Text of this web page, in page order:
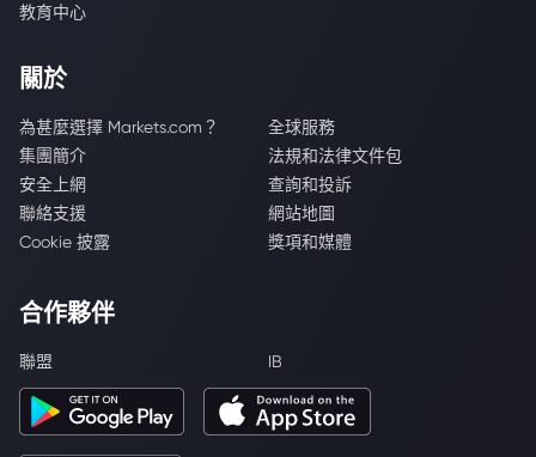
教育中心
關於
為甚麼選擇 Markets.com？
全球服務
集團簡介
法規和法律文件包
安全上網
查詢和投訴
聯絡支援
網站地圖
Cookie 披露
獎項和媒體
合作夥伴
聯盟 IB